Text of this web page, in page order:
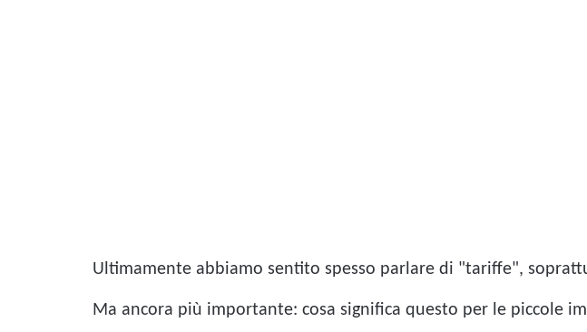
Ultimamente abbiamo sentito spesso parlare di "tariffe",
Ma ancora più importante: cosa significa questo per le piccole